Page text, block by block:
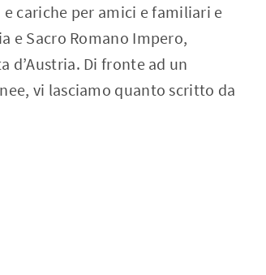
cariche per amici e familiari e
e Sacro Romano Impero,
Di fronte ad un
vi lasciamo quanto scritto da